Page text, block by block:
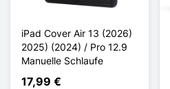
iPad Cover Air 13 (2026)
2025) (2024) / Pro 12.9
Manuelle Schlaufe
17,99 €